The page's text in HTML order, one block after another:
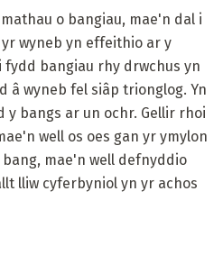
o bangiau, mae'n dal i
wyneb yn effeithio ar y
fydd bangiau rhy drwchus yn
â wyneb fel siâp trionglog. Yn
y bangs ar un ochr. Gellir rhoi
well os oes gan yr ymylon
mae'n well defnyddio
lliw cyferbyniol yn yr achos